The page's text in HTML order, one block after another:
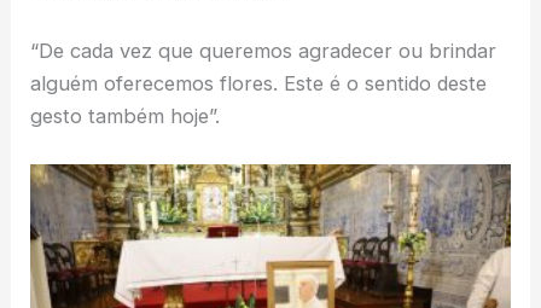
“De cada vez que queremos agradecer ou brindar
alguém oferecemos flores. Este é o sentido deste
gesto também hoje”.